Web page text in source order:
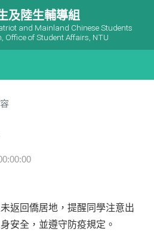
及陸生輔導組
and Mainland Chinese Students
Office of Student Affairs, NTU
返回僑居地，提醒同學注意出
安全，並遵守防疫規定。